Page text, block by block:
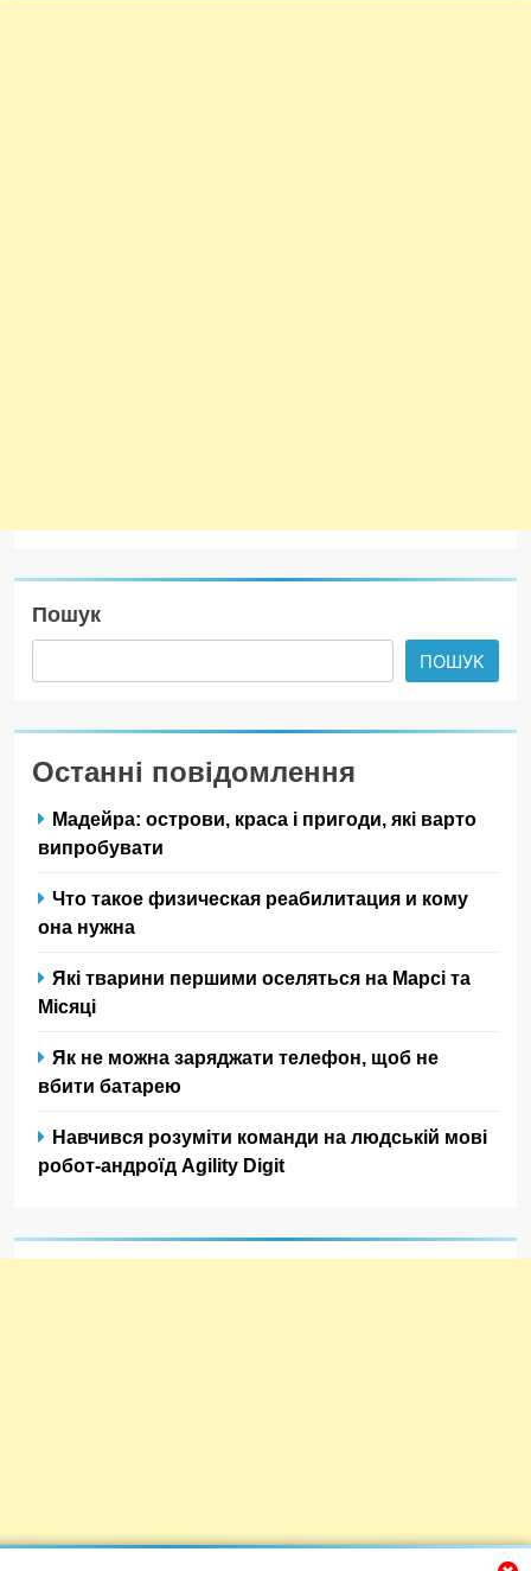
Пошук
ПОШУК
Останні повідомлення
Мадейра: острови, краса і пригоди, які варто
випробувати
Что такое физическая реабилитация и кому
она нужна
Які тварини першими оселяться на Марсі та
Місяці
Як не можна заряджати телефон, щоб не
вбити батарею
Навчився розуміти команди на людській мові
робот-андроїд Agility Digit